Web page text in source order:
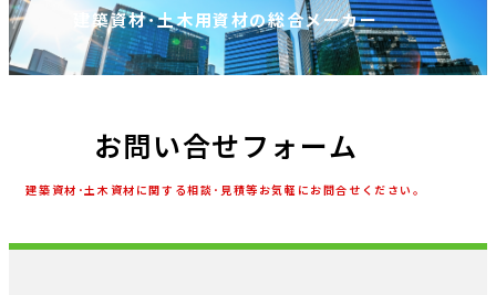
建築資材･土木用資材の総合メーカー
お問い合せフォーム
建築資材･土木資材に関する相談･見積等お気軽にお問合せください。